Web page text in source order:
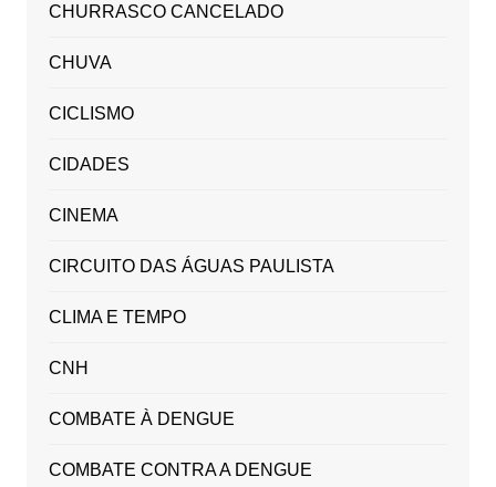
CHURRASCO CANCELADO
CHUVA
CICLISMO
CIDADES
CINEMA
CIRCUITO DAS ÁGUAS PAULISTA
CLIMA E TEMPO
CNH
COMBATE À DENGUE
COMBATE CONTRA A DENGUE